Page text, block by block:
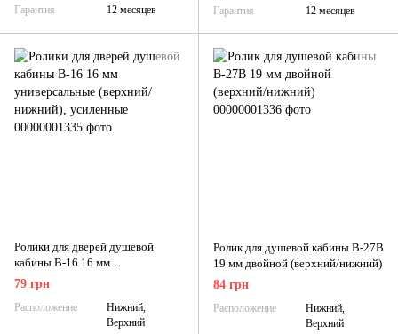
Гарантия 12 месяцев Гарантия 12 месяцев
Ролики для дверей душевой
кабины B-16 16 мм
универсальные (верхний/
нижний), усиленные
79 грн
Расположение
Нижний,
Верхний
Ролик для душевой кабины B-27B
19 мм двойной (верхний/нижний)
84 грн
Расположение
Нижний,
Верхний